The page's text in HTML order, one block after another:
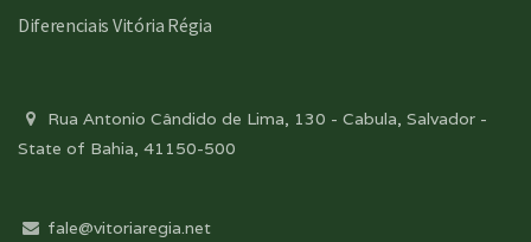
Diferenciais Vitória Régia
Rua Antonio Cândido de Lima, 130 - Cabula, Salvador -
State of Bahia, 41150-500
fale@vitoriaregia.net